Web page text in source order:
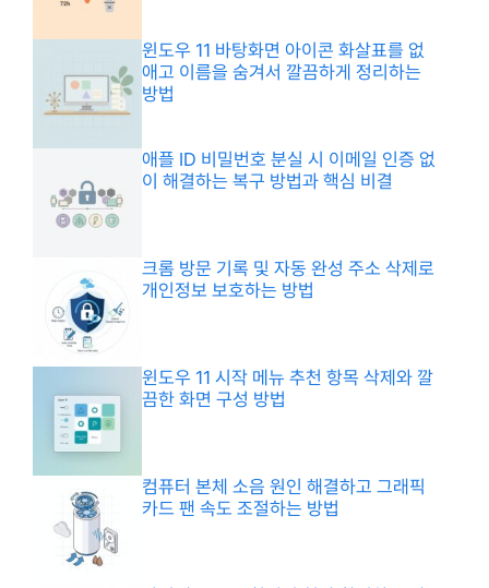
윈도우 11 바탕화면 아이콘 화살표를 없
애고 이름을 숨겨서 깔끔하게 정리하는
방법
애플 ID 비밀번호 분실 시 이메일 인증 없
이 해결하는 복구 방법과 핵심 비결
크롬 방문 기록 및 자동 완성 주소 삭제로
개인정보 보호하는 방법
윈도우 11 시작 메뉴 추천 항목 삭제와 깔
끔한 화면 구성 방법
컴퓨터 본체 소음 원인 해결하고 그래픽
카드 팬 속도 조절하는 방법